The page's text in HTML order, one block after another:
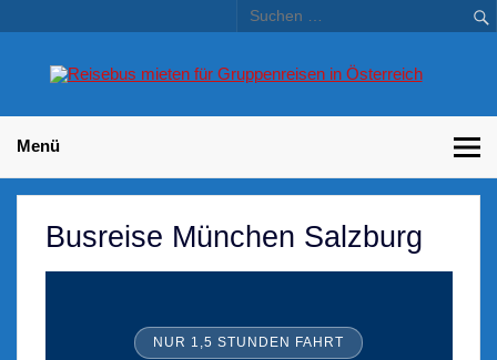
–
Menü
Busreise München Salzburg
NUR 1,5 STUNDEN FAHRT